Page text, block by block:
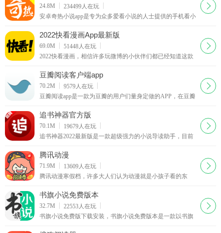
24.8M 234499人在玩
安卓奇热小说app是专为众多爱看小说的人士提供的手机看小
喜欢小说的小伙伴不要错过，赶快下载奇热小说网手机版客
户端体验吧
下载
2022快看漫画App最新版
69.0M 51448人在玩
2022快看漫画，相信许多玩微博的小伙伴们都已经知道这款
样，只有试过才知道！
下载
豆瓣阅读客户端app
70.2M 9579人在玩
豆瓣阅读app是一款为豆瓣的用户们量身定做的APP，在豆瓣
品，而且目前书籍依然在持续增长中。
下载
追书神器官方版
70.1M 19679人在玩
追书神器2022最新版是一款超级强力的小说导读助手，目前
找自己喜欢的书籍。
下载
腾讯动漫
71.9M 13609人在玩
腾讯动漫寒假档，许多大人们认为动漫就是小孩子看的东
部分，如果你喜欢看动漫，可以来腾讯动漫吧，这里有最新
动漫更新视频
下载
书旗小说免费版本
32.7M 22553人在玩
书旗小说免费版下载安装，书旗小说免费版本是一款以书旗
下载